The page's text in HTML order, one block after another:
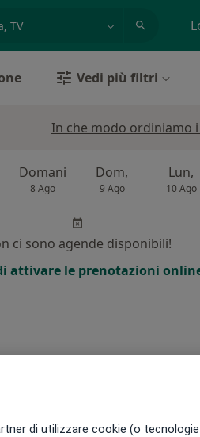
Vedi più filtri
In che modo ordiniamo
Domani
8 Ago
Dom,
9 Ago
Lun,
10 Ago
ci sono agende disponibili!
attivare le prenotazioni
di utilizzare cookie (o